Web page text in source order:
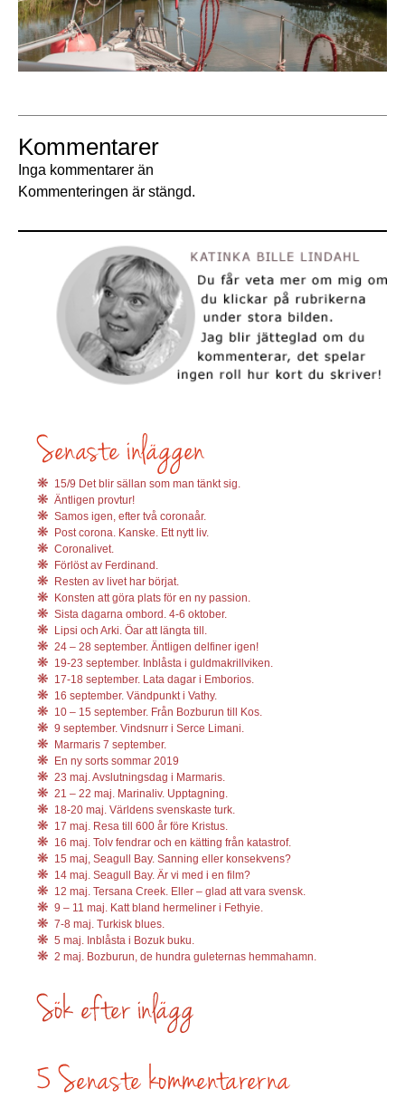
Kommentarer
Inga kommentarer än
Kommenteringen är stängd.
15/9 Det blir sällan som man tänkt sig.
Äntligen provtur!
Samos igen, efter två coronaår.
Post corona. Kanske. Ett nytt liv.
Coronalivet.
Förlöst av Ferdinand.
Resten av livet har börjat.
Konsten att göra plats för en ny passion.
Sista dagarna ombord. 4-6 oktober.
Lipsi och Arki. Öar att längta till.
24 – 28 september. Äntligen delfiner igen!
19-23 september. Inblåsta i guldmakrillviken.
17-18 september. Lata dagar i Emborios.
16 september. Vändpunkt i Vathy.
10 – 15 september. Från Bozburun till Kos.
9 september. Vindsnurr i Serce Limani.
Marmaris 7 september.
En ny sorts sommar 2019
23 maj. Avslutningsdag i Marmaris.
21 – 22 maj. Marinaliv. Upptagning.
18-20 maj. Världens svenskaste turk.
17 maj. Resa till 600 år före Kristus.
16 maj. Tolv fendrar och en kätting från katastrof.
15 maj, Seagull Bay. Sanning eller konsekvens?
14 maj. Seagull Bay. Är vi med i en film?
12 maj. Tersana Creek. Eller – glad att vara svensk.
9 – 11 maj. Katt bland hermeliner i Fethyie.
7-8 maj. Turkisk blues.
5 maj. Inblåsta i Bozuk buku.
2 maj. Bozburun, de hundra guleternas hemmahamn.